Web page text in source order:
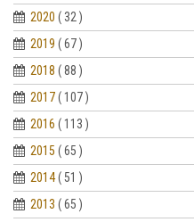
2020 ( 32 )
2019 ( 67 )
2018 ( 88 )
2017( 107 )
2016 ( 113 )
2015 ( 65 )
2014( 51 )
2013 ( 65 )